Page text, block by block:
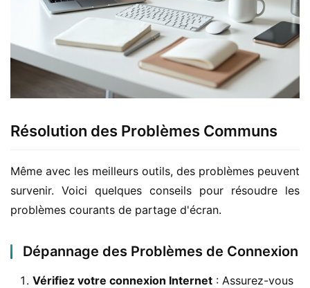
Résolution des Problèmes Communs
Même avec les meilleurs outils, des problèmes peuvent
survenir. Voici quelques conseils pour résoudre les
problèmes courants de partage d'écran.
Dépannage des Problèmes de Connexion
Vérifiez votre connexion Internet : Assurez-vous